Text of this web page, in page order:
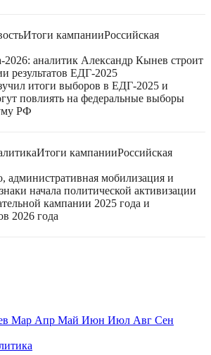
Итоги кампанииРоссийская
2026: аналитик Александр Кынев строит
результатов ЕДГ-2025
итоги выборов в ЕДГ-2025 и
повлиять на федеральные выборы
РФ
Итоги кампанииРоссийская
административная мобилизация и
начала политической активизации
кампании 2025 года и
2026 года
Мар Апр Май Июн Июл Авг Сен